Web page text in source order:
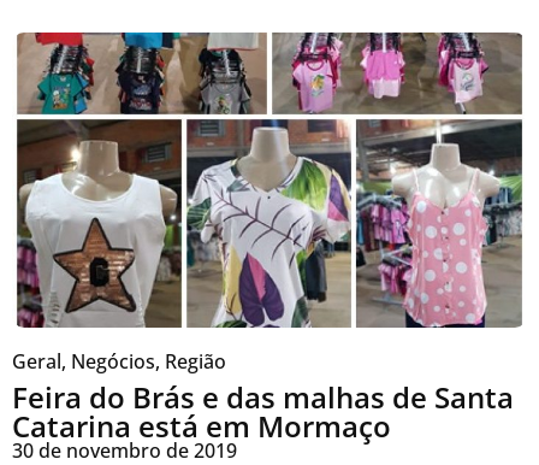
Geral, Negócios, Região
Feira do Brás e das malhas de Santa
Catarina está em Mormaço
30 de novembro de 2019